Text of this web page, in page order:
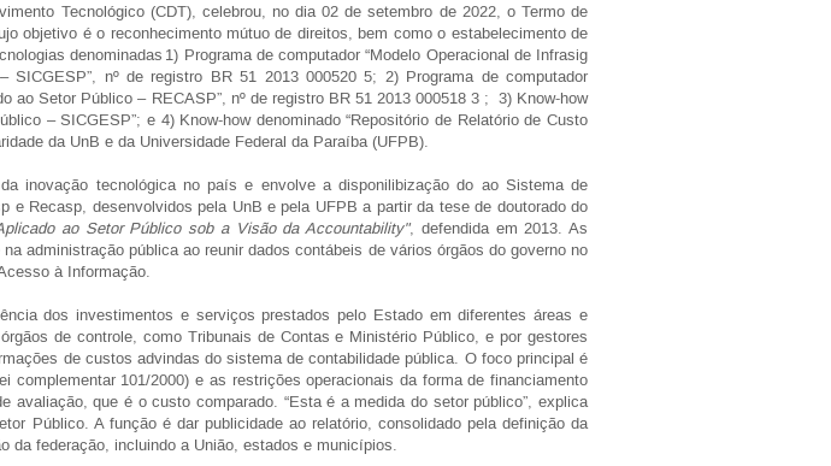
Tecnológico (CDT), celebrou, no dia 02 de setembro de 2022, o Termo de
objetivo é o reconhecimento mútuo de direitos, bem como o estabelecimento de
denominadas 1) Programa de computador “Modelo Operacional de Infrasig
nº de registro BR 51 2013 000520 5; 2) Programa de computador
ao Setor Público – RECASP”, nº de registro BR 51 2013 000518 3 ; 3) Know-how
– SICGESP”; e 4) Know-how denominado “Repositório de Relatório de Custo
da UnB e da Universidade Federal da Paraíba (UFPB).
inovação tecnológica no país e envolve a disponilibização do ao Sistema de
Recasp, desenvolvidos pela UnB e pela UFPB a partir da tese de doutorado do
ao Setor Público sob a Visão da Accountability", defendida em 2013. As
administração pública ao reunir dados contábeis de vários órgãos do governo no
à Informação.
dos investimentos e serviços prestados pelo Estado em diferentes áreas e
de controle, como Tribunais de Contas e Ministério Público, e por gestores
de custos advindas do sistema de contabilidade pública. O foco principal é
101/2000) e as restrições operacionais da forma de financiamento
que é o custo comparado. “Esta é a medida do setor público”, explica
Público. A função é dar publicidade ao relatório, consolidado pela definição da
da federação, incluindo a União, estados e municípios.